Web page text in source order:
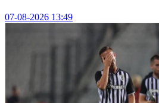
07-08-2026 13:49